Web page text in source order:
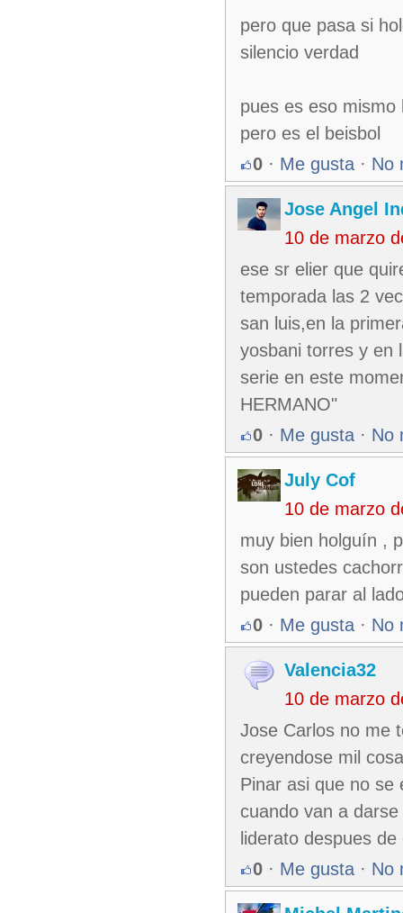
pero que pasa si
silencio verdad
pues es eso mismo
pero es el beisbol
0 · Me gusta · No
Jose Angel
10 de marzo
ese sr elier que
temporada las 2
san luis,en la
yosbani torres y en
serie en este
HERMANO"
0 · Me gusta · No
July Cof
10 de marzo
muy bien holguín ,
son ustedes
pueden parar al
0 · Me gusta · No
Valencia32
10 de marzo
Jose Carlos no me
creyendose mil
Pinar asi que no se
cuando van a
liderato despues
0 · Me gusta · No